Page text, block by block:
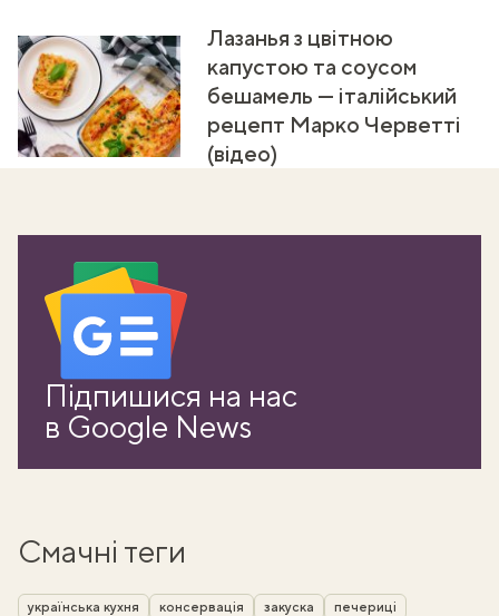
Лазанья з цвітною
капустою та соусом
бешамель — італійський
рецепт Марко Черветті
(відео)
Підпишися на нас
в Google News
Смачні теги
українська кухня консервація закуска печериці